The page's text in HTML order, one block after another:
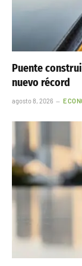
Puente
nuevo récord
agosto 8, 2026